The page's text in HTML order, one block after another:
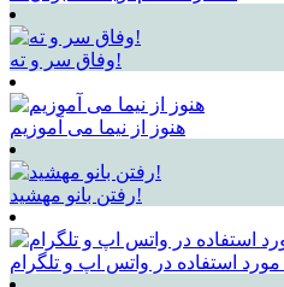
وفاق سر و ته!
هنوز از نیما می آموزیم
رفتن بانو مهشید!
استفاده در واتس اپ و تلگرام